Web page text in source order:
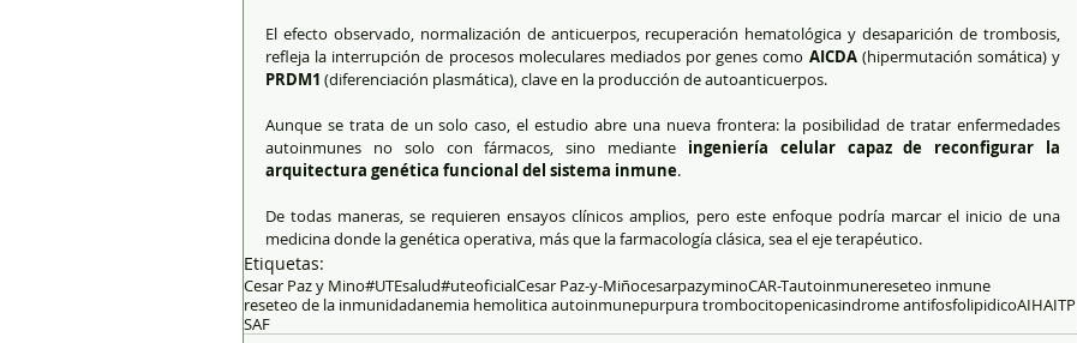
El efecto observado, normalización de anticuerpos, recuperación hematológica y desaparición de trombosis,
refleja la interrupción de procesos moleculares mediados por genes como AICDA
PRDM1 (diferenciación plasmática), clave en la producción de autoanticuerpos.
Aunque se trata de un solo caso, el estudio abre una nueva frontera: la posibilidad de tratar enfermedades
autoinmunes no solo con fármacos, sino mediante ingeniería celular capaz de reconfigurar la
arquitectura genética funcional del sistema inmune.
De todas maneras, se requieren ensayos clínicos amplios, pero este enfoque podría marcar el inicio de una
medicina donde la genética operativa, más que la farmacología clásica, sea el eje terapéutico.
Etiquetas:
Cesar Paz y Mino#UTEsalud#uteoficialCesar Paz-y-MiñocesarpazyminoCAR-Tautoinmunereseteo inmune
reseteo de la inmunidadanemia hemolitica autoinmunepurpura trombocitopenicasindrome antifosfolipidicoAIHAITP
SAF